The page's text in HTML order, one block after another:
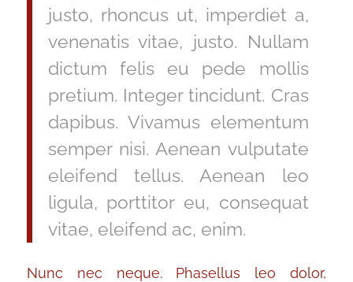
justo, rhoncus ut, imperdiet a,
venenatis vitae, justo. Nullam
dictum felis eu pede mollis
pretium. Integer tincidunt. Cras
dapibus. Vivamus elementum
semper nisi. Aenean vulputate
eleifend tellus. Aenean leo
ligula, porttitor eu, consequat
vitae, eleifend ac, enim.
Nunc nec neque. Phasellus leo dolor,